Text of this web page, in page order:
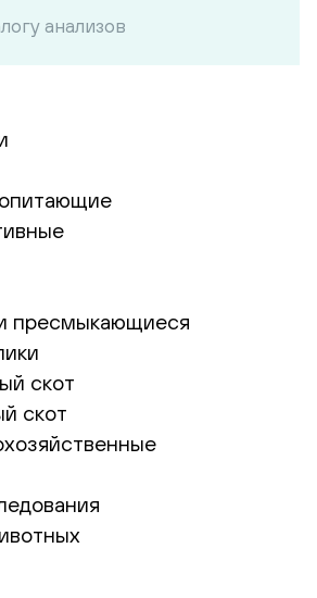
пресмыкающиеся
скот
скот